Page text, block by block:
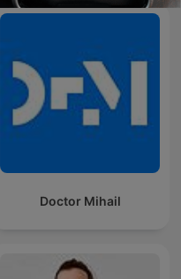
Doctor Mihail